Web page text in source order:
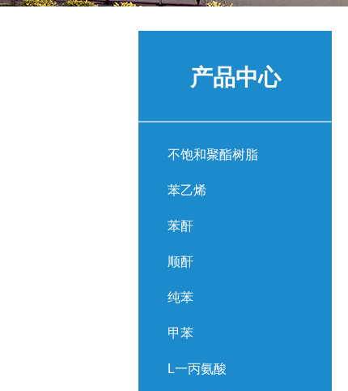
产品中心
不饱和聚酯树脂
苯乙烯
苯酐
顺酐
纯苯
甲苯
L一丙氨酸